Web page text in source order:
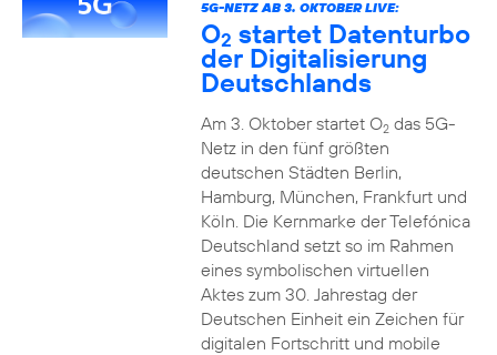
5G-NETZ AB 3. OKTOBER LIVE:
O2 startet Datenturbo
der Digitalisierung
Deutschlands
Am 3. Oktober startet O2das 5G-
Netz in den fünf größten
deutschen Städten Berlin,
Hamburg, München, Frankfurt und
Köln. Die Kernmarke der Telefónica
Deutschland setzt so im Rahmen
eines symbolischen virtuellen
Aktes zum 30. Jahrestag der
Deutschen Einheit ein Zeichen für
digitalen Fortschritt und mobile